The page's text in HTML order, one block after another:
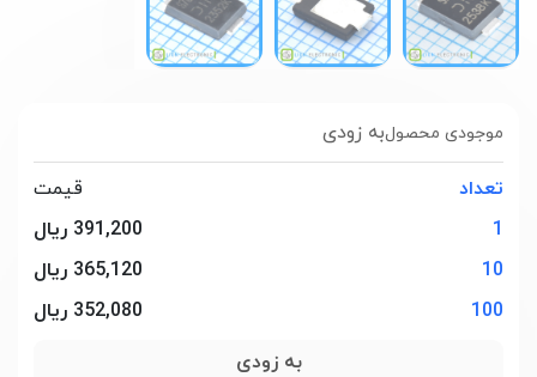
به زودیموجودی محصول
تعداد
قیمت
1
391,200 ریال
10
365,120 ریال
100
352,080 ریال